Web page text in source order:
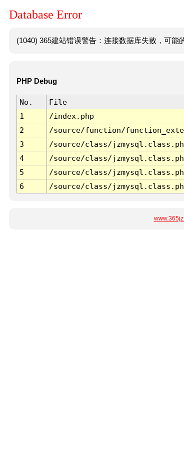
Database Error
(1040) 365建站错误警告：连接数据库失败，可能
PHP Debug
No. File
1
/index.php
2
/source/function/
3
/source/class/
4
/source/class/
5
/source/class/
6
/source/class/